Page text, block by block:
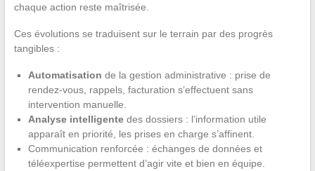
chaque action reste maîtrisée.
Ces évolutions se traduisent sur le terrain par des progrès
tangibles :
Automatisation de la gestion administrative : prise de
rendez-vous, rappels, facturation s’effectuent sans
intervention manuelle.
Analyse intelligentedes dossiers : l’information utile
apparaît en priorité, les prises en charge s’affinent.
Communication renforcée : échanges de données et
téléexpertise permettent d’agir vite et bien en équipe.